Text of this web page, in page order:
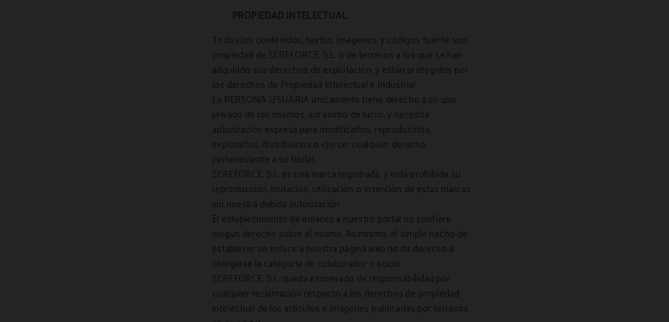
PROPIEDAD INTELECTUAL
Todos los contenidos, textos, imágenes, y códigos fuente son
propiedad de SEREFORCE, S.L. o de terceros a los que se han
adquirido sus derechos de explotación, y están protegidos por
los derechos de Propiedad Intelectual e Industrial.
La PERSONA USUARIA únicamente tiene derecho a un uso
privado de los mismos, sin ánimo de lucro, y necesita
autorización expresa para modificarlos, reproducirlos,
explotarlos, distribuirlos o ejercer cualquier derecho
perteneciente a su titular.
SEREFORCE, S.L. es una marca registrada, y está prohibida su
reproducción, imitación, utilización o inserción de estas marcas
sin nuestra debida autorización.
El establecimiento de enlaces a nuestro portal no confiere
ningún derecho sobre el mismo. Asimismo, el simple hecho de
establecer un enlace a nuestra página web no da derecho a
otorgarse la categoría de colaborador o socio.
SEREFORCE, S.L. queda exonerado de responsabilidad por
cualquier reclamación respecto a los derechos de propiedad
intelectual de los artículos e imágenes publicadas por terceros